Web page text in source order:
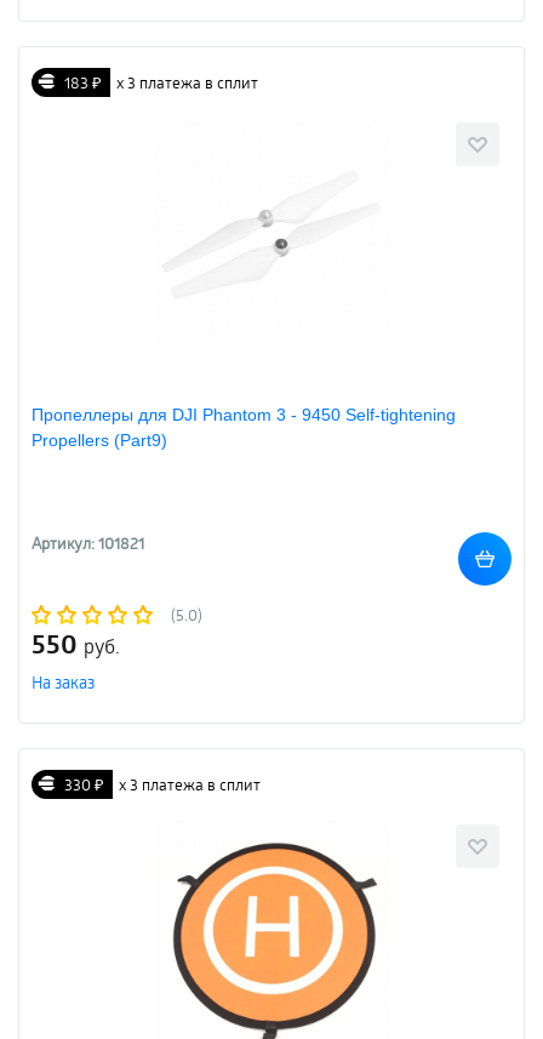
183 ₽ х 3 платежа в сплит
Пропеллеры для DJI Phantom 3 - 9450 Self-tightening
Propellers (Part9)
Артикул: 101821
(5.0)
550 руб.
На заказ
330 ₽ х 3 платежа в сплит